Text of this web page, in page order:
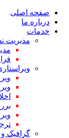
صفحه اصلی
درباره ما
خدمات
مدیریت
گرافیک و